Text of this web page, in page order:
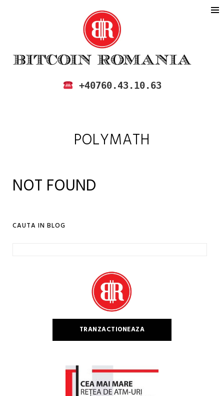
BITCOIN ROMANIA
CUMPARA SI VINDE BITCOIN IN
+40760.43.10.63
POLYMATH
NOT FOUND
CAUTA IN BLOG
TRANZACTIONEAZA